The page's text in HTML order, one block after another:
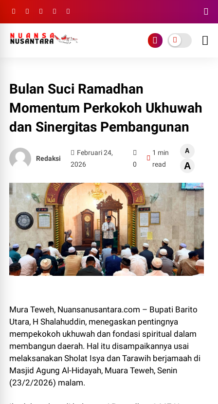
Bulan Suci Ramadhan
Momentum Perkokoh Ukhuwah
dan Sinergitas Pembangunan
Redaksi
Februari 24,
2026
0
1 min
read
A
A
Mura Teweh, Nuansanusantara.com – Bupati Barito
Utara, H Shalahuddin, menegaskan pentingnya
mempekokoh ukhuwah dan fondasi spiritual dalam
membangun daerah. Hal itu disampaikannya usai
melaksanakan Sholat Isya dan Tarawih berjamaah di
Masjid Agung Al-Hidayah, Muara Teweh, Senin
(23/2/2026) malam.